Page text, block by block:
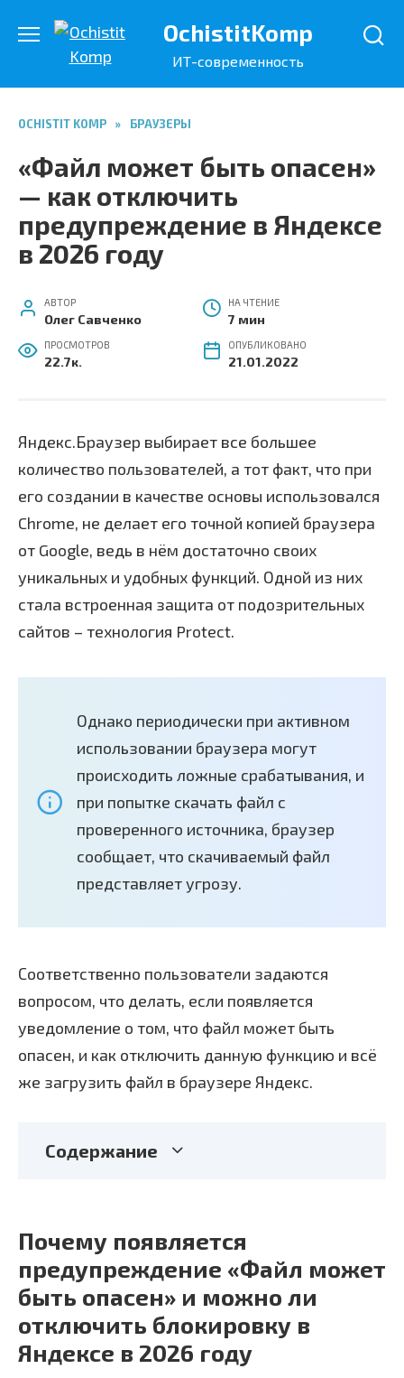
содержанию
OchistitKomp
ИТ-современность
OCHISTIT KOMP » БРАУЗЕРЫ
«Файл может быть опасен»
— как отключить
предупреждение в Яндексе
в 2026 году
АВТОР
Олег Савченко
НА ЧТЕНИЕ
7 мин
ПРОСМОТРОВ
22.7к.
ОПУБЛИКОВАНО
21.01.2022
Яндекс.Браузер выбирает все большее
количество пользователей, а тот факт, что при
его создании в качестве основы использовался
Chrome, не делает его точной копией браузера
от Google, ведь в нём достаточно своих
уникальных и удобных функций. Одной из них
стала встроенная защита от подозрительных
сайтов – технология Protect.
Однако периодически при активном
использовании браузера могут
происходить ложные срабатывания, и
при попытке скачать файл с
проверенного источника, браузер
сообщает, что скачиваемый файл
представляет угрозу.
Соответственно пользователи задаются
вопросом, что делать, если появляется
уведомление о том, что файл может быть
опасен, и как отключить данную функцию и всё
же загрузить файл в браузере Яндекс.
Содержание
Почему появляется
предупреждение «Файл может
быть опасен» и можно ли
отключить блокировку в
Яндексе в 2026 году